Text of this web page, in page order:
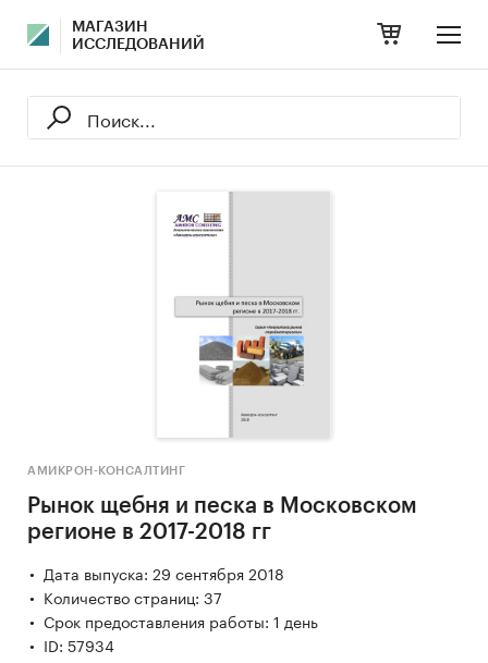
МАГАЗИН
ИССЛЕДОВАНИЙ
АМИКРОН-КОНСАЛТИНГ
Рынок щебня и песка в Московском
регионе в 2017-2018 гг
Дата выпуска: 29 сентября 2018
Количество страниц: 37
Срок предоставления работы: 1 день
ID: 57934